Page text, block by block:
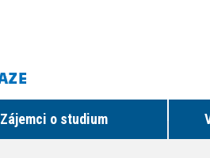
Zájemci o studium